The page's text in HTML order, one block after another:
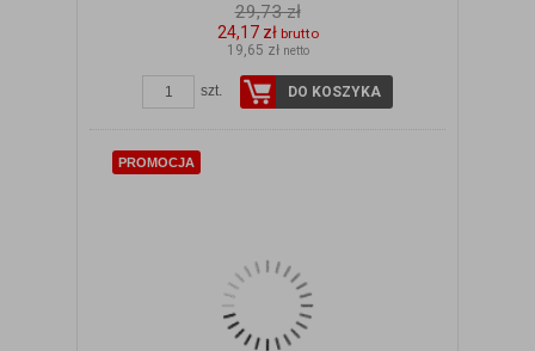
29,73 zł
24,17 zł brutto
19,65 zł netto
szt. DO KOSZYKA
PROMOCJA